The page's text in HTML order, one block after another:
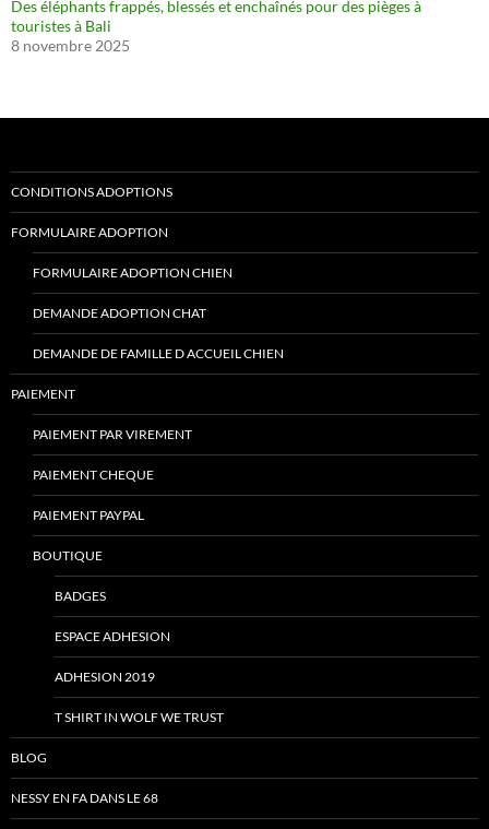
Des éléphants frappés, blessés et enchaînés pour des pièges à
touristes à Bali
8 novembre 2025
CONDITIONS ADOPTIONS
FORMULAIRE ADOPTION
FORMULAIRE ADOPTION CHIEN
DEMANDE ADOPTION CHAT
DEMANDE DE FAMILLE D ACCUEIL CHIEN
PAIEMENT
PAIEMENT PAR VIREMENT
PAIEMENT CHEQUE
PAIEMENT PAYPAL
BOUTIQUE
BADGES
ESPACE ADHESION
ADHESION 2019
T SHIRT IN WOLF WE TRUST
BLOG
NESSY EN FA DANS LE 68